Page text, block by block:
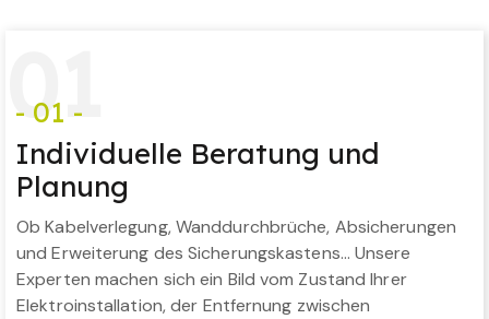
01
- 01 -
Individuelle Beratung und
Planung
Ob Kabelverlegung, Wanddurchbrüche, Absicherungen
und Erweiterung des Sicherungskastens… Unsere
Experten machen sich ein Bild vom Zustand Ihrer
Elektroinstallation, der Entfernung zwischen